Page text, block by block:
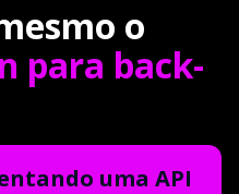
o
para back-
uma API